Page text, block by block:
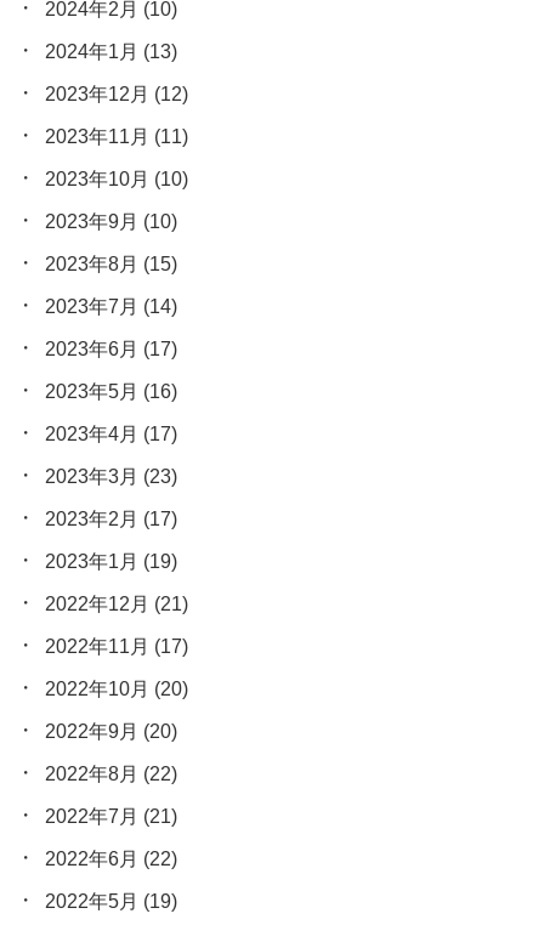
2024年2月 (10)
2024年1月 (13)
2023年12月 (12)
2023年11月 (11)
2023年10月 (10)
2023年9月 (10)
2023年8月 (15)
2023年7月 (14)
2023年6月 (17)
2023年5月 (16)
2023年4月 (17)
2023年3月 (23)
2023年2月 (17)
2023年1月 (19)
2022年12月 (21)
2022年11月 (17)
2022年10月 (20)
2022年9月 (20)
2022年8月 (22)
2022年7月 (21)
2022年6月 (22)
2022年5月 (19)